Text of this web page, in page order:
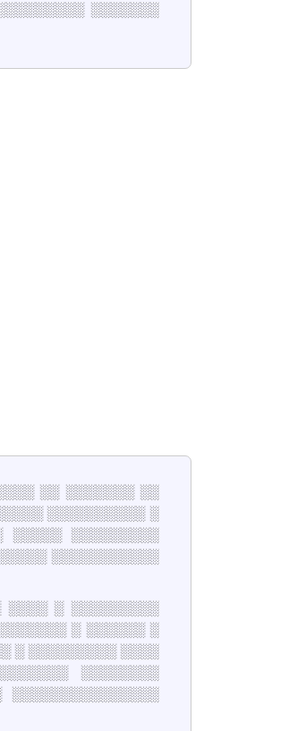
░░░░░░░
░░ ░░░░░░░ ░░
░░░░░░░░░░ ░
░░░░░ ░░░░░░░░░
░░░░░░░░░░░
░░░░ ░ ░░░░░░░░░
░ ░░░░░░ ░
░ ░░░░░░░░░ ░░░░
░░░░░░░░